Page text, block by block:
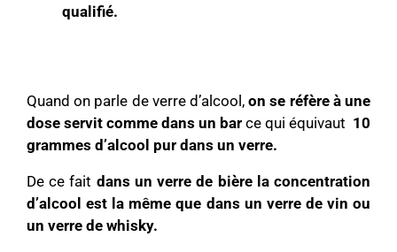
qualifié.
Quand on parle de verre d’alcool,on se réfère à une
dose servit comme dans un bar ce qui équivaut 10
grammes d’alcool pur dans un verre.
De ce fait dans un verre de bière la concentration
d’alcool est la même que dans un verre de vin ou
un verre de whisky.